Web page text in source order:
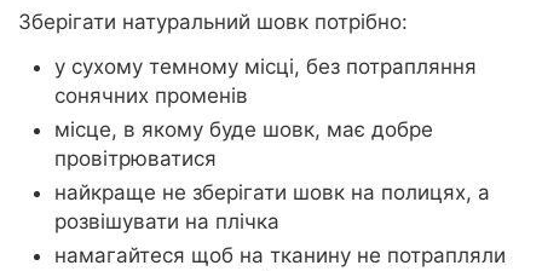
Зберігати натуральний шовк потрібно:
у сухому темному місці, без потрапляння
сонячних променів
місце, в якому буде шовк, має добре
провітрюватися
найкраще не зберігати шовк на полицях, а
розвішувати на плічка
намагайтеся щоб на тканину не потрапляли